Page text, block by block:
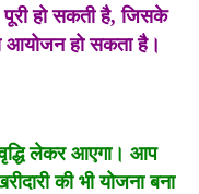
पूरी हो सकती है, जिसके
आयोजन हो सकता है।
लेकर आएगा। आप
की भी योजना बना